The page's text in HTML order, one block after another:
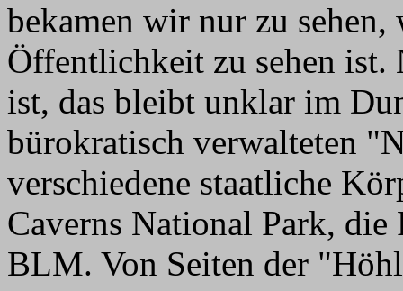
bekamen wir nur zu
Öffentlichkeit zu sehen
ist, das bleibt unklar im
bürokratisch verwalteten
verschiedene staatliche
Caverns National Park,
BLM. Von Seiten der